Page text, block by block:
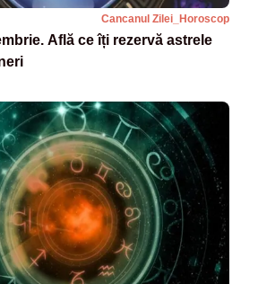
Cancanul Zilei_Horoscop
Află ce îți rezervă astrele